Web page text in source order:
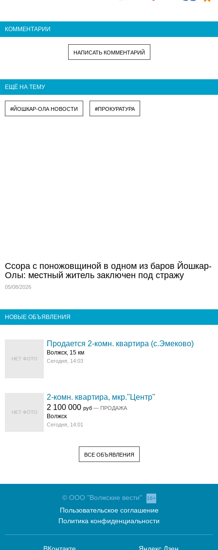
КОММЕНТАРИИ
НАПИСАТЬ КОММЕНТАРИЙ
ЕЩЁ НА ТЕМУ
#ЙОШКАР-ОЛА НОВОСТИ #ПРОКУРАТУРА
Ссора с поножовщиной в одном из баров Йошкар-
Олы: местный житель заключен под стражу
05/08/2026
НОВЫЕ ОБЪЯВЛЕНИЯ
НЕТ ФОТО
Продается 2-комн. квартира (с.Эмеково)
Волжск, 15 км
Сегодня, 14:03
НЕТ ФОТО
2-комн. квартира, мкр."Центр"
2 100 000руб — ПРОДАЖА
Волжск
Сегодня, 14:01
ВСЕ ОБЪЯВЛЕНИЯ
© ООО "Волжские вести" 16+
Пользовательское соглашение
Политика конфиденциальности